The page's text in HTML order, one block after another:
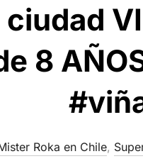
8
Roka en Chile,